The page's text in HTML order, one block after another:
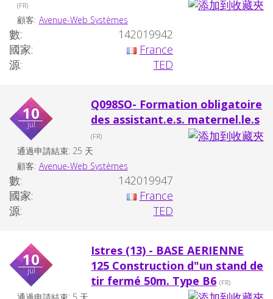
(FR)
顧客: Avenue-Web Systèmes
數:
142019942
國家:
France
源:
TED
10
jul
Q098SO- Formation obligatoire
des assistant.e.s. maternel.le.s
(FR)
通過申請結束: 25 天
顧客: Avenue-Web Systèmes
數:
142019947
國家:
France
源:
TED
10
jul
Istres (13) - BASE AERIENNE
125 Construction d"un stand de
tir fermé 50m. Type B6 (FR)